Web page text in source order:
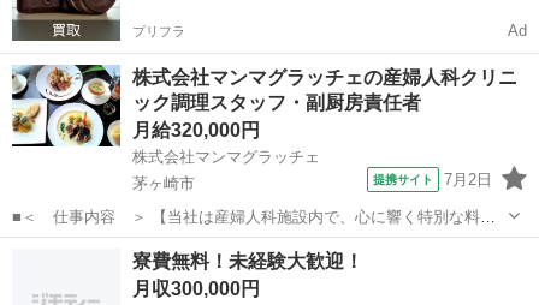
プリフラ Ad
株式会社マンマグラッチェの産婦人科クリニ
ック調理スタッフ・副厨房責任者
月給320,000円
株式会社マンマグラッチェ
茅ヶ崎市
提携サイト 7月2日
■＜ 仕事内容 ＞ 【当社は産婦人科施設内で、心に響く特別な料理
を作っています】 病院食とは全く異なるイメージでホテルやレストラ
ンで提供される料理と空間を演出して頂く仕事です。 料理長の作成メ
ニュー（洋食・和食・エスニック...
茅ヶ崎市 調理師
寮費無料！未経験大歓迎！
月収300,000円